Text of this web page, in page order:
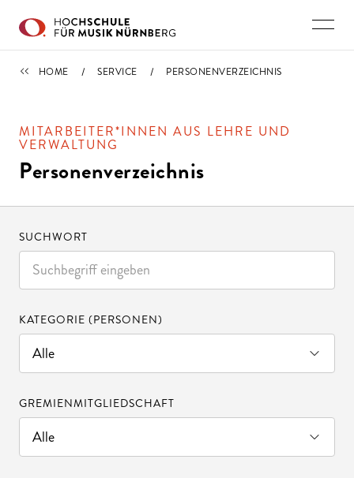
SERVICE
HOME SERVICE PERSONENVERZEICHNIS
MITARBEITER*INNEN AUS LEHRE UND
VERWALTUNG
Personenverzeichnis
SUCHWORT
KATEGORIE (PERSONEN)
GREMIENMITGLIEDSCHAFT